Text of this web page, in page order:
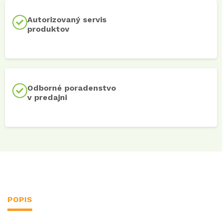
Autorizovaný servis
produktov
Odborné poradenstvo
v predajni
POPIS